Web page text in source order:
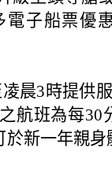
電子船票優
晨3時提供
航班為每30
於新一年親身